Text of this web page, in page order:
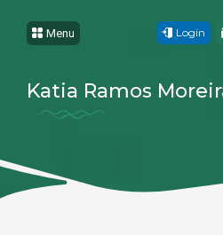
Katia Ramos
Menu Login